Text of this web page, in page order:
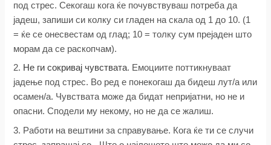
под стрес. Секогаш кога ќе почувствуваш потреба да
јадеш, запиши си колку си гладен на скала од 1 до 10. (1
= ќе се онесвестам од глад; 10 = толку сум прејаден што
морам да се раскопчам).
2. Не ги сокривај чувствата. Емоциите поттикнуваат
јадење под стрес. Во ред е понекогаш да бидеш лут/а или
осамен/а. Чувствата може да бидат непријатни, но не и
опасни. Сподели му некому, но не да се жалиш.
3. Работи на вештини за справување. Кога ќе ти се случи